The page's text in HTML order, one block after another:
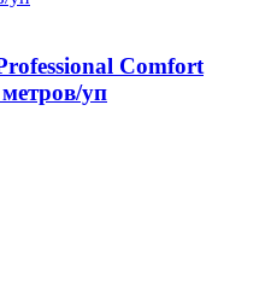
Comfort
уп